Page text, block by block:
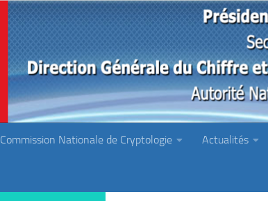
Commission Nationale de Cryptologie Actualités